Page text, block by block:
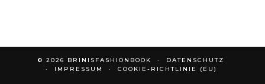
© 2026 BRINISFASHIONBOOK
DATENSCHUTZ
IMPRESSUM
COOKIE-RICHTLINIE (EU)